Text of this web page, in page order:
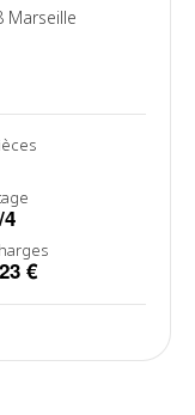
Marseille
€